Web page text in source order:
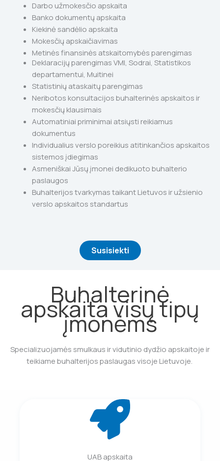
Darbo užmokesčio apskaita
Banko dokumentų apskaita
Kiekinė sandėlio apskaita
Mokesčių apskaičiavimas
Metinės finansinės atskaitomybės parengimas
Deklaracijų parengimas VMI, Sodrai, Statistikos
departamentui, Muitinei
Statistinių ataskaitų parengimas
Neribotos konsultacijos buhalterinės apskaitos ir
mokesčių klausimais
Automatiniai priminimai atsiųsti reikiamus
dokumentus
Individualius verslo poreikius atitinkančios apskaitos
sistemos įdiegimas
Asmeniškai Jūsų įmonei dedikuoto buhalterio
paslaugos
Buhalterijos tvarkymas taikant Lietuvos ir užsienio
verslo apskaitos standartus
Susisiekti
Buhalterinė
apskaita visų tipų
įmonėms
Specializuojamės smulkaus ir vidutinio dydžio apskaitoje ir
teikiame buhalterijos paslaugas visoje Lietuvoje.
UAB apskaita